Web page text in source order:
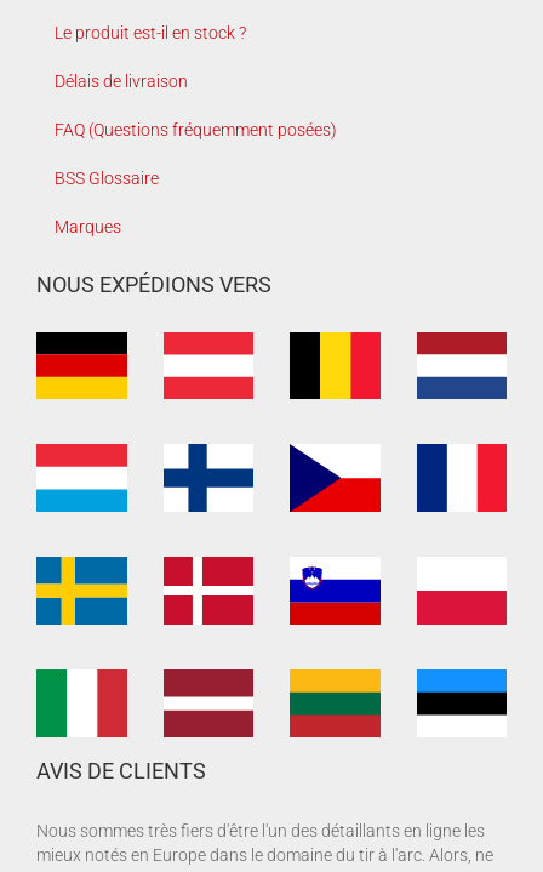
Le produit est-il en stock ?
Délais de livraison
FAQ (Questions fréquemment posées)
BSS Glossaire
Marques
NOUS EXPÉDIONS VERS
AVIS DE CLIENTS
Nous sommes très fiers d'être l'un des détaillants en ligne les
mieux notés en Europe dans le domaine du tir à l'arc. Alors, ne